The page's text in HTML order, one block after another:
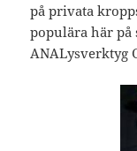
på privata
populära här på
ANALysverktyg